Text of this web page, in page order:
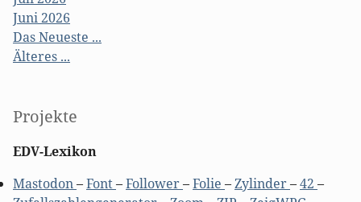
Juni 2026
Das Neueste ...
Älteres ...
Projekte
EDV-Lexikon
Mastodon–Font–Follower–Folie –Zylinder–42 –